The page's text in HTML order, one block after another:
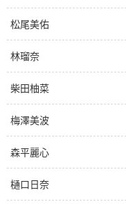
松尾美佑
林瑠奈
柴田柚菜
梅澤美波
森平麗心
樋口日奈